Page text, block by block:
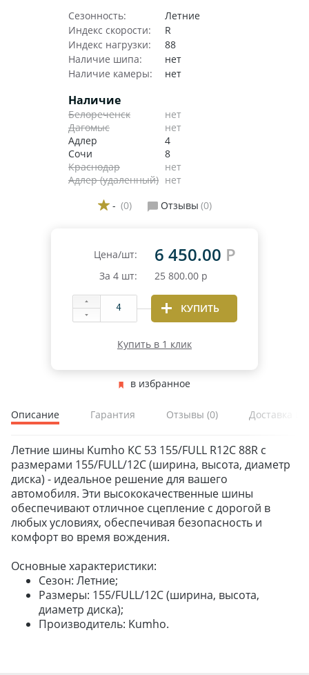
ЗИМНИЕ
ДЛЯ ГРУЗОВЫХ АВТО
ДЛЯ СПЕЦТЕХНИКИ
ЛИТЫЕ
ШТАМПОВАНЫЕ
ДЛЯ ГРУЗОВЫХ АВТО
ДЛЯ ЛЕГКОВЫХ АВТО
ШИНЫ
ДИСКИ
Сезонность:
Летние
Индекс скорости:
R
Индекс нагрузки:
88
Наличие шипа:
нет
Наличие камеры:
нет
Наличие
Белореченск
нет
Дагомыс
нет
Адлер
4
Сочи
8
Краснодар
нет
Адлер (удаленный) нет
- (0) Отзывы (0)
Цена/шт: 6 450.00 Р
За 4 шт: 25 800.00 р
КУПИТЬ
Купить в 1 клик
в избранное
Описание Гарантия Отзывы (0) Доставка и
Летние шины Kumho KC 53 155/FULL R12C 88R с
размерами 155/FULL/12C (ширина, высота, диаметр
диска) - идеальное решение для вашего
автомобиля. Эти высококачественные шины
обеспечивают отличное сцепление с дорогой в
любых условиях, обеспечивая безопасность и
комфорт во время вождения.
Основные характеристики:
Сезон: Летние;
Размеры: 155/FULL/12C (ширина, высота,
диаметр диска);
Производитель: Kumho.